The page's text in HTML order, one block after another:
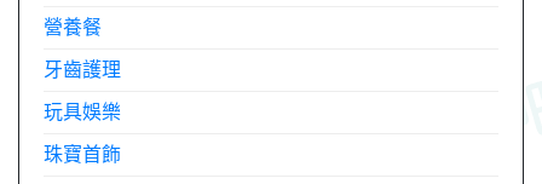
營養餐
牙齒護理
玩具娛樂
珠寶首飾